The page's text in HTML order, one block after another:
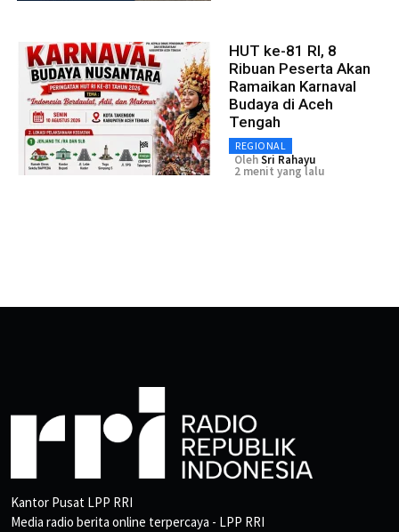
HUT ke-81 RI, 8
Ribuan Peserta Akan
Ramaikan Karnaval
Budaya di Aceh
Tengah
REGIONAL
OlehSri Rahayu
2 menit yang lalu
Kantor Pusat LPP RRI
Media radio berita online terpercaya - LPP RRI